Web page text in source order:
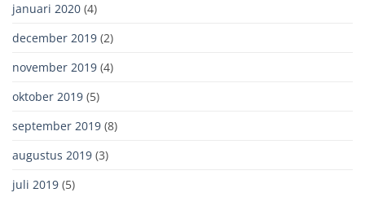
januari 2020 (4)
december 2019 (2)
november 2019 (4)
oktober 2019 (5)
september 2019 (8)
augustus 2019 (3)
juli 2019 (5)